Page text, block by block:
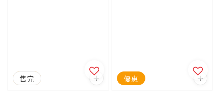
優惠
售完 優惠